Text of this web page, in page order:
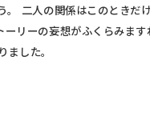
。 二人の関係はこのときだ
リーの妄想がふくらみます
ました。